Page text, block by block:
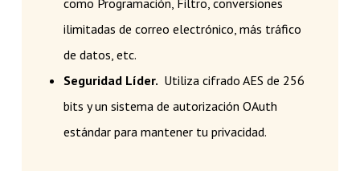
ilimitadas de correo electrónico, más tráfico
de datos, etc.
Seguridad Líder. Utiliza cifrado AES de 256
bits y un sistema de autorización OAuth
estándar para mantener tu privacidad.